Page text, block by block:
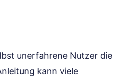
unerfahrene Nutzer die
kann viele